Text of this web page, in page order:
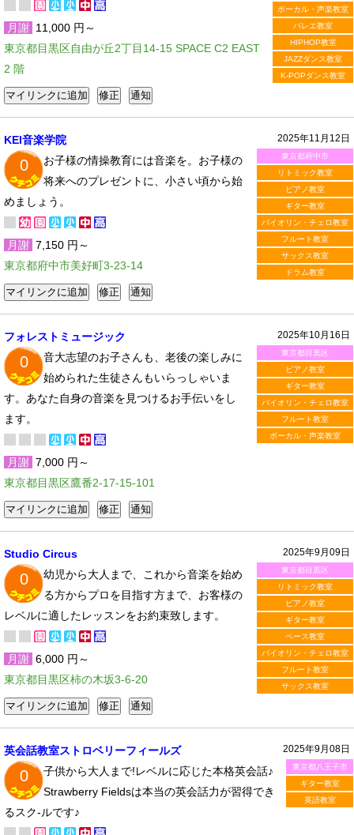
ボーカル・声楽教室
バレエ教室
HIPHOP教室
JAZZダンス教室
K-POPダンス教室
月謝 11,000 円～
東京都目黒区自由が丘2丁目14-15 SPACE C2 EAST
2 階
2025年11月12日
東京都府中市
リトミック教室
ピアノ教室
ギター教室
バイオリン・チェロ教室
フルート教室
サックス教室
ドラム教室
KEI音楽学院
0
お子様の情操教育には音楽を。お子様の
将来へのプレゼントに、小さい頃から始
めましょう。
月謝 7,150 円～
東京都府中市美好町3-23-14
2025年10月16日
東京都目黒区
ピアノ教室
ギター教室
バイオリン・チェロ教室
フルート教室
ボーカル・声楽教室
フォレストミュージック
0
音大志望のお子さんも、老後の楽しみに
始められた生徒さんもいらっしゃいま
す。あなた自身の音楽を見つけるお手伝いをし
ます。
月謝 7,000 円～
東京都目黒区鷹番2-17-15-101
2025年9月09日
東京都目黒区
リトミック教室
ピアノ教室
ギター教室
ベース教室
バイオリン・チェロ教室
フルート教室
サックス教室
Studio Circus
0
幼児から大人まで、これから音楽を始め
る方からプロを目指す方まで、お客様の
レベルに適したレッスンをお約束致します。
月謝 6,000 円～
東京都目黒区柿の木坂3-6-20
2025年9月08日
東京都八王子市
ギター教室
英語教室
英会話教室ストロベリーフィールズ
0
子供から大人まで!レベルに応じた本格英会話♪
Strawberry Fieldsは本当の英会話力が習得でき
るスク-ルです♪